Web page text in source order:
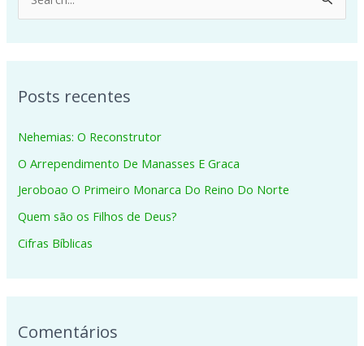
e
u
s
a
r
p
o
Posts recentes
Nehemias: O Reconstrutor
O Arrependimento De Manasses E Graca
Jeroboao O Primeiro Monarca Do Reino Do Norte
Quem são os Filhos de Deus?
Cifras Bíblicas
Comentários